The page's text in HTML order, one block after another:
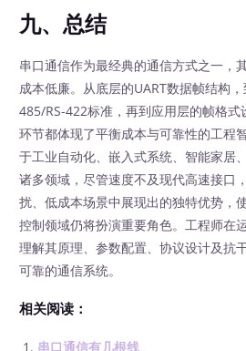
九、总结
串口通信作为最经典的通信方式之一，
成本低廉。从底层的UART数据帧结构
485/RS-422标准，再到应用层的帧格式
环节都体现了平衡成本与可靠性的工程
于工业自动化、嵌入式系统、智能家居
诸多领域，尽管速度不及现代高速接口
扰、低成本场景中展现出的独特优势，
控制领域仍将扮演重要角色。工程师在
理解其原理、参数配置、协议设计及抗
可靠的通信系统。
相关阅读：
串口通信有几根线